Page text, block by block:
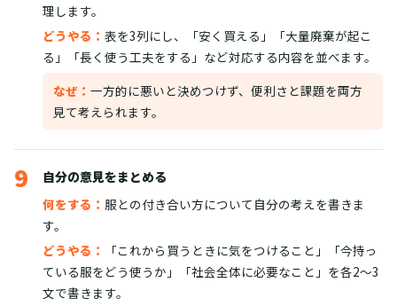
理します。
どうやる： 表を3列にし、「安く買える」「大量廃棄が起こ
る」「長く使う工夫をする」など対応する内容を並べます。
なぜ： 一方的に悪いと決めつけず、便利さと課題を両方
見て考えられます。
9
自分の意見をまとめる
何をする： 服との付き合い方について自分の考えを書きま
す。
どうやる：
「これから買うときに気をつけること」「今持っ
ている服をどう使うか」「社会全体に必要なこと」を各2〜3
文で書きます。